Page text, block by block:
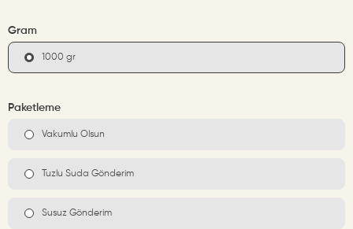
Gram
1000 gr
Paketleme
Vakumlu Olsun
Tuzlu Suda Gönderim
Susuz Gönderim